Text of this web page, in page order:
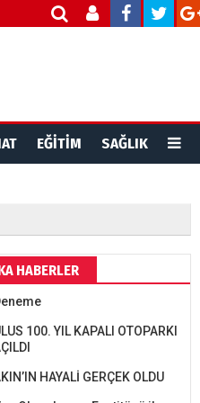
EĞİTİM SAĞLIK
HABERLER
100. YIL KAPALI OTOPARKI
HAYALİ GERÇEK OLDU